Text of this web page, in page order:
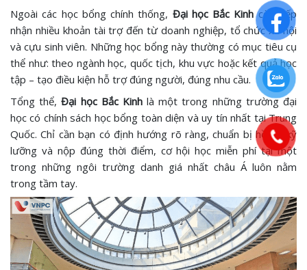
Ngoài các học bổng chính thống, Đại học Bắc Kinhcòn tiếp
nhận nhiều khoản tài trợ đến từ doanh nghiệp, tổ chức xã hội
và cựu sinh viên. Những học bổng này thường có mục tiêu cụ
thể như: theo ngành học, quốc tịch, khu vực hoặc kết quả học
tập – tạo điều kiện hỗ trợ đúng người, đúng nhu cầu.
Tổng thể,Đại học Bắc Kinhlà một trong những trường đại
học có chính sách học bổng toàn diện và uy tín nhất tại Trung
Quốc. Chỉ cần bạn có định hướng rõ ràng, chuẩn bị hồ sơ kỹ
lưỡng và nộp đúng thời điểm, cơ hội học miễn phí tại một
trong những ngôi trường danh giá nhất châu Á luôn nằm
trong tầm tay.